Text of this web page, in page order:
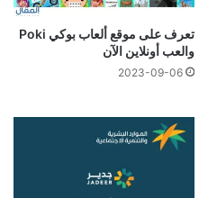
تعرف على موقع ألعاب بوكي Poki
والعب أونلاين الآن
2023-09-06